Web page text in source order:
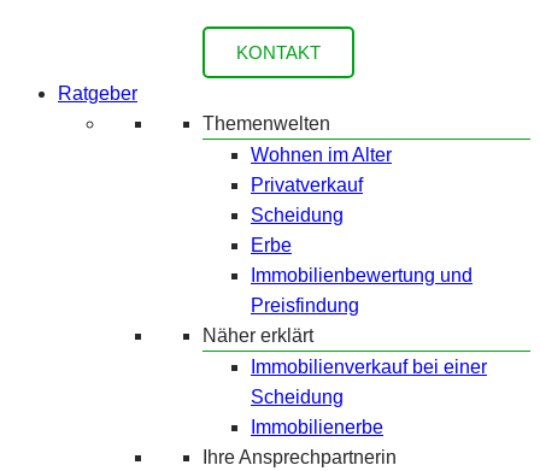
KONTAKT
Ratgeber
Themenwelten
Wohnen im Alter
Privatverkauf
Scheidung
Erbe
Immobilienbewertung und
Preisfindung
Näher erklärt
Immobilienverkauf bei einer
Scheidung
Immobilienerbe
Ihre Ansprechpartnerin